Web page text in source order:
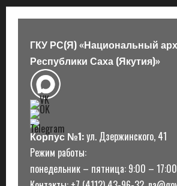
ГКУ РС(Я) «Национальный
Республики Саха (Якутия)»
Корпус №1:ул. Дзержинского, 41
Режим работы:
понедельник – пятница: 9:00 – 17:00